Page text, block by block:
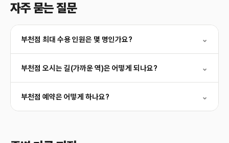
자주 묻는 질문
부천점 최대 수용 인원은 몇 명인가요? ⌄
부천점 오시는 길(가까운 역)은 어떻게 되나요? ⌄
부천점 예약은 어떻게 하나요? ⌄